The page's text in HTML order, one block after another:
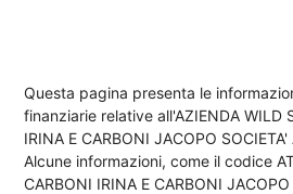
Questa pagina presenta le
finanziarie relative all'AZIENDA WILD
IRINA E CARBONI JACOPO
Alcune informazioni, come il codice
CARBONI IRINA E CARBONI